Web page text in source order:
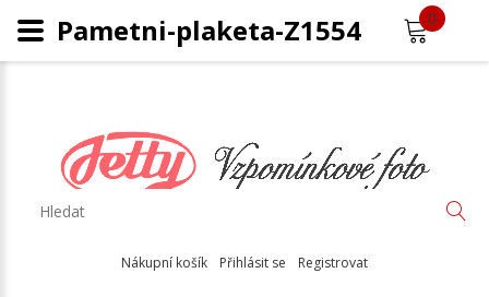
Nákupní košík Přihlásit se Registrovat
0
Pametni-plaketa-Z1554